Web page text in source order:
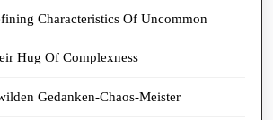
Characteristics Of Uncommon
Hug Of Complexness
Gedanken-Chaos-Meister